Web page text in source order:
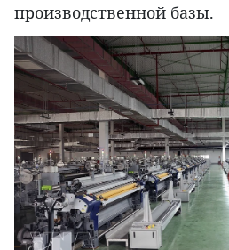
производственной базы.